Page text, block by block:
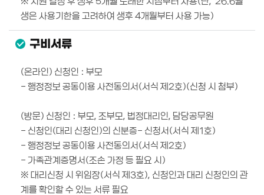
생은 사용기한을 고려하여 생후 4개월부터 사용 가능)
구비서류
(온라인) 신청인 : 부모
- 행정정보 공동이용 사전동의서(서식 제2호)(신청 시 첨부)
(방문) 신청인 : 부모, 조부모, 법정대리인, 담당공무원
- 신청인(대리 신청인)의 신분증- 신청서(서식 제1호)
- 행정정보 공동이용 사전동의서(서식 제2호)
- 가족관계증명서(조손 가정 등 필요 시)
※ 대리신청 시 위임장(서식 제3호), 신청인과 대리 신청인의 관
계를 확인할 수 있는 서류 필요